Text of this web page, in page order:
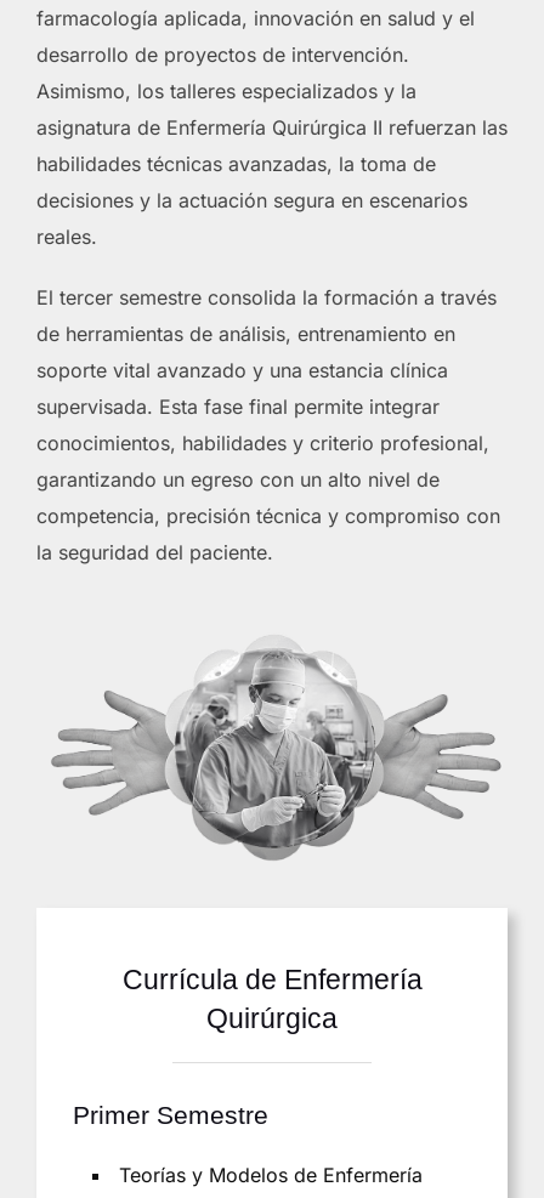
farmacología aplicada, innovación en salud y el
desarrollo de proyectos de intervención.
Asimismo, los talleres especializados y la
asignatura de Enfermería Quirúrgica II refuerzan las
habilidades técnicas avanzadas, la toma de
decisiones y la actuación segura en escenarios
reales.
El tercer semestre consolida la formación a través
de herramientas de análisis, entrenamiento en
soporte vital avanzado y una estancia clínica
supervisada. Esta fase final permite integrar
conocimientos, habilidades y criterio profesional,
garantizando un egreso con un alto nivel de
competencia, precisión técnica y compromiso con
la seguridad del paciente.
Currícula de Enfermería
Quirúrgica
Primer Semestre
Teorías y Modelos de Enfermería